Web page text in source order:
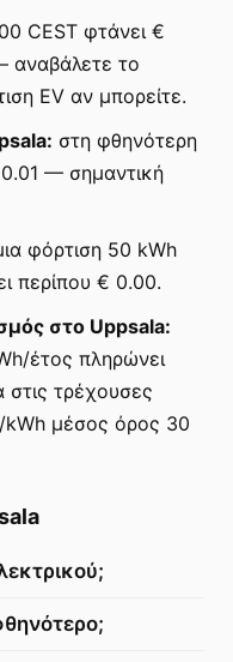
CEST φτάνει €
αναβάλετε το
EV αν μπορείτε.
στη φθηνότερη
— σημαντική
φόρτιση 50 kWh
περίπου € 0.00.
στο Uppsala:
έτος πληρώνει
τρέχουσες
kWh μέσος όρος 30